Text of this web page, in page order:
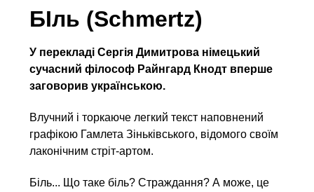
БІль (Schmertz)
У перекладі Сергія Димитрова німецький
сучасний філософ Райнгард Кнодт вперше
заговорив українською.
Влучний і торкаюче легкий текст наповнений
графікою Гамлета Зіньківського, відомого своїм
лаконічним стріт-артом.
Біль... Що таке біль? Страждання? А може, це